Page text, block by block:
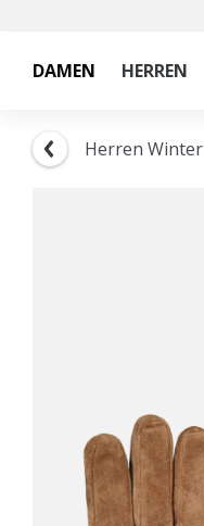
DAMEN HERREN
Herren Winter